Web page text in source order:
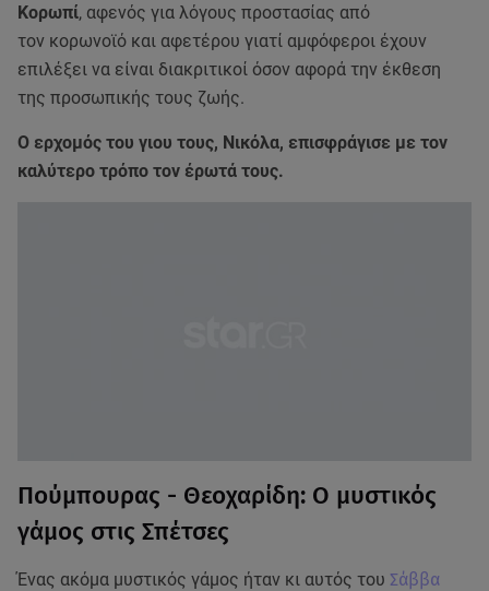
Κορωπί, αφενός για λόγους προστασίας από
τον κορωνοϊό και αφετέρου γιατί αμφόφεροι έχουν
επιλέξει να είναι διακριτικοί όσον αφορά την έκθεση
της προσωπικής τους ζωής.
Ο ερχομός του γιου τους, Νικόλα, επισφράγισε με τον
καλύτερο τρόπο τον έρωτά τους.
Πούμπουρας - Θεοχαρίδη: Ο μυστικός
γάμος στις Σπέτσες
Ένας ακόμα μυστικός γάμος ήταν κι αυτός του Σάββα